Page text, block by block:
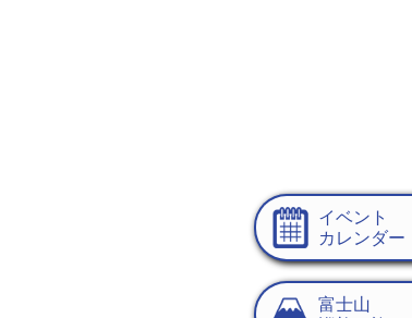
イベント
カレンダー
富士山